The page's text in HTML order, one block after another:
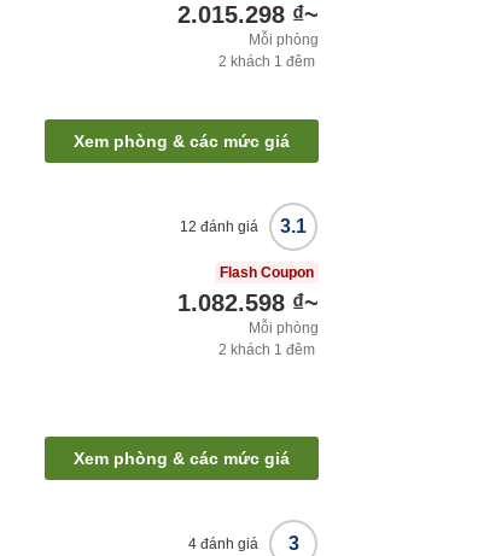
2.015.298 ₫~
Mỗi phòng
2 khách 1 đêm
Xem phòng & các mức giá
3.1
12 đánh giá
Flash Coupon
1.082.598 ₫~
Mỗi phòng
2 khách 1 đêm
Xem phòng & các mức giá
3
4 đánh giá